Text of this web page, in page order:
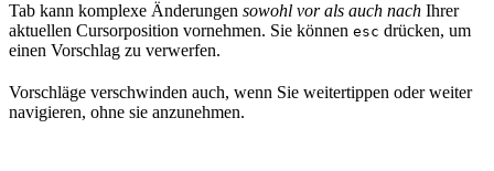
Tab kann komplexe Änderungen sowohl vor als auch nach Ihrer
aktuellen Cursorposition vornehmen. Sie können esc drücken, um
einen Vorschlag zu verwerfen.
Vorschläge verschwinden auch, wenn Sie weitertippen oder weiter
navigieren, ohne sie anzunehmen.